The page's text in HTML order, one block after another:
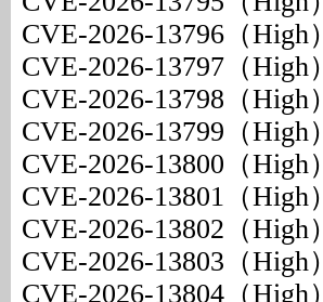
CVE-2026-13796（High）
CVE-2026-13797（High）
CVE-2026-13798（High）
CVE-2026-13799（High）
CVE-2026-13800（High）
CVE-2026-13801（High）
CVE-2026-13802（High）
CVE-2026-13803（High）
CVE-2026-13804（High）